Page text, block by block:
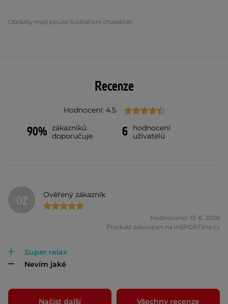
Obrázky mají pouze ilustrativní charakter.
Recenze
Hodnocení: 4.5
90% zákazníků
doporučuje
6
hodnocení
uživatelů
OZ Ověřený zákazník
Hodnoceno: 13. 6. 2026
Produkt zakoupen na inSPORTline.cz
Super relax
Nevím jaké
Načíst další Všechny recenze